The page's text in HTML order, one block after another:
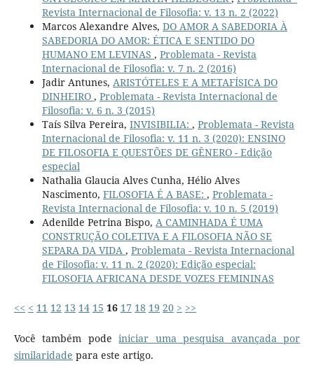
Revista Internacional de Filosofia: v. 13 n. 2 (2022)
Marcos Alexandre Alves, DO AMOR A SABEDORIA À
SABEDORIA DO AMOR: ÉTICA E SENTIDO DO
HUMANO EM LEVINAS , Problemata - Revista
Internacional de Filosofia: v. 7 n. 2 (2016)
Jadir Antunes, ARISTÓTELES E A METAFÍSICA DO
DINHEIRO , Problemata - Revista Internacional de
Filosofia: v. 6 n. 3 (2015)
Taís Silva Pereira, INVISIBILIA: , Problemata - Revista
Internacional de Filosofia: v. 11 n. 3 (2020): ENSINO
DE FILOSOFIA E QUESTÕES DE GÊNERO - Edição
especial
Nathalia Glaucia Alves Cunha, Hélio Alves
Nascimento, FILOSOFIA É A BASE: , Problemata -
Revista Internacional de Filosofia: v. 10 n. 5 (2019)
Adenilde Petrina Bispo, A CAMINHADA É UMA
CONSTRUÇÃO COLETIVA E A FILOSOFIA NÃO SE
SEPARA DA VIDA , Problemata - Revista Internacional
de Filosofia: v. 11 n. 2 (2020): Edição especial:
FILOSOFIA AFRICANA DESDE VOZES FEMININAS
<< < 11 12 13 14 15 16 17 18 19 20 > >>
Você também podeiniciar uma pesquisa avançada por
similaridade para este artigo.